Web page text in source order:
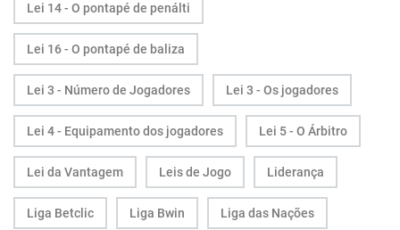
Lei 14 - O pontapé de penálti
Lei 16 - O pontapé de baliza
Lei 3 - Número de Jogadores Lei 3 - Os jogadores
Lei 4 - Equipamento dos jogadores Lei 5 - O Árbitro
Lei da Vantagem Leis de Jogo Liderança
Liga Betclic Liga Bwin Liga das Nações